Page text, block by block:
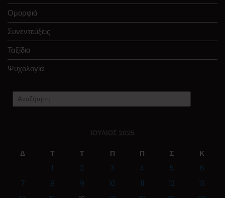
Ομορφιά
Συνεντεύξεις
Ταξίδια
Ψυχολογία
ΙΟΎΛΙΟΣ 2025
Δ Τ Τ Π Π Σ
Κ
1
2 3 4 5
6
7
8 9 10 11 12
13